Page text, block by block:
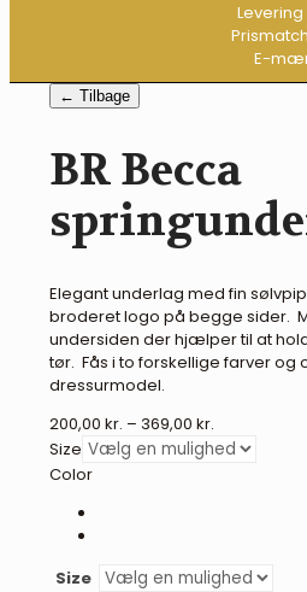
E-
← Tilbage
BR Becca
Elegant underlag med fin
broderet logo på begge sider.
undersiden der hjælper til at
tør. Fås i to forskellige farver og
dressurmodel.
200,00 kr. – 369,00 kr.
200,00 kr.
Size
Color
Size